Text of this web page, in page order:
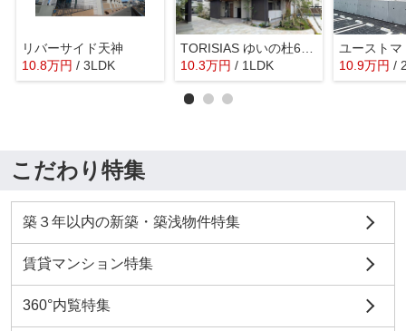
リバーサイド天神
10.8万円 / 3LDK
10.3万円 / 1LDK
ユーストマ
10.9万円 /
こだわり特集
築３年以内の新築・築浅物件特集
賃貸マンション特集
360°内覧特集